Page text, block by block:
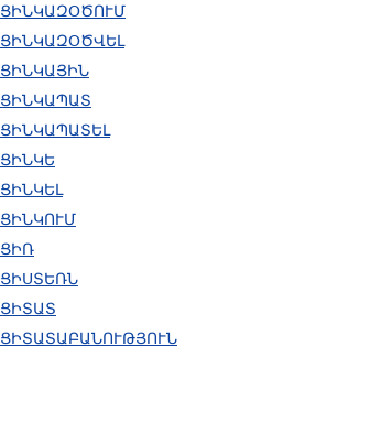
ՑԻՆԿԱԶՕԾՈՒՄ
ՑԻՆԿԱԶՕԾՎԵԼ
ՑԻՆԿԱՅԻՆ
ՑԻՆԿԱՊԱՏ
ՑԻՆԿԱՊԱՏԵԼ
ՑԻՆԿԵ
ՑԻՆԿԵԼ
ՑԻՆԿՈՒՄ
ՑԻՌ
ՑԻՍՏԵՌՆ
ՑԻՏԱՏ
ՑԻՏԱՏԱԲԱՆՈՒԹՅՈՒՆ